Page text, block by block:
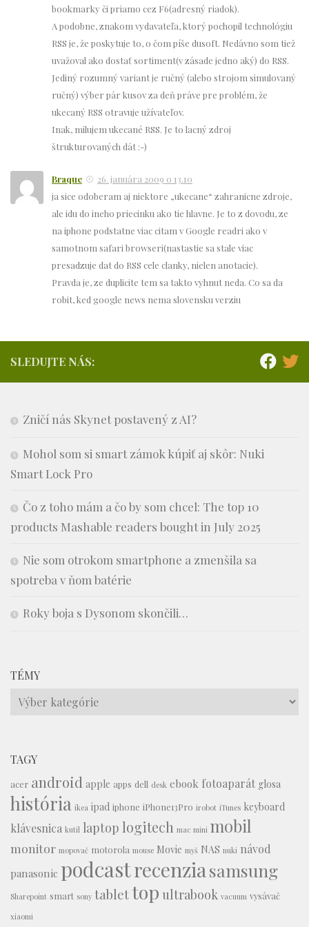
bookmarky či priamo cez F6(adresný riadok).
A podobne, znakom vydavateľa, ktorý pochopil technológiu
RSS je, že poskytuje to, o čom píše dusoft. Nedávno som tiež
uvažoval ako dostať sortiment(v zásade jedno aký) do RSS.
Jediný rozumný variant je ručný (alebo strojom simulovaný
ručný) výber pár kusov za deň práve pre problém, že
ukecaný RSS otravuje užívateľov.
Inak, milujem ukecané RSS. Je to lacný zdroj
štrukturovaných dát :-)
Braque
26. januára 2009 o 13.10
ja sice odoberam aj niektore „ukecane“ zahranicne zdroje,
ale idu do ineho priecinku ako tie hlavne. Je to z dovodu, ze
na iphone podstatne viac citam v Google readri ako v
samotnom safari browseri(nastastie sa stale viac
presadzuje dat do RSS cele clanky, nielen anotacie).
Pravda je, ze duplicite tem sa takto vyhnut neda. Co sa da
robit, ked google news nema slovensku verziu
SLEDUJTE NÁS:
Zničí nás Skynet postavený z AI?
Mohol som si smart zámok kúpiť aj skôr: Nuki
Smart Lock Pro
Čo z toho mám a čo by som chcel: The top 10
products Mashable readers bought in July 2025
Nie som otrokom smartphone a zmenšila sa
spotreba v ňom batérie
Roky boja s Dysonom skončili…
TÉMY
Témy
TAGY
acer android apple apps dell desk ebook fotoaparát glosa
história ikea ipad iphone iPhone13Pro irobot iTunes keyboard
klávesnica kutil laptop logitech mac mini mobil
monitor mopovač motorola mouse Movie myš NAS nuki návod
panasonic podcastrecenziasamsung
Sharepoint smart sony tablettop ultrabook vacuum vysávač
xiaomi